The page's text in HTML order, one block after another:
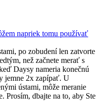
napriek tomu používať
po zobudení len zatvorte
než začnete merať s
Daysy nameria konečnú
jemne 2x zapípať. U
ústami, môže meranie
Prosím, dbajte na to, aby Ste